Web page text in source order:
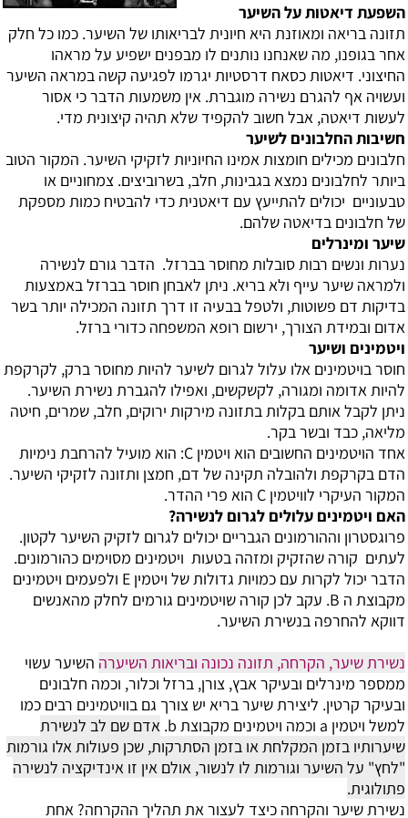
השפעת דיאטות על השיער
תזונה בריאה ומאוזנת היא חיונית לבריאותו של השיער. כמו כל חלק
אחר בגופנו, מה שאנחנו נותנים לו מבפנים ישפיע על מראהו
החיצוני. דיאטות כסאח דרסטיות יגרמו לפגיעה קשה במראה השיער
ועשויה אף להגרם נשירה מוגברת. אין משמעות הדבר כי אסור
לעשות דיאטה, אבל חשוב להקפיד שלא תהיה קיצונית מדי.
חשיבות החלבונים לשיער
חלבונים מכילים חומצות אמינו החיוניות לזקיקי השיער. המקור הטוב
ביותר לחלבונים נמצא בגבינות, חלב, בשרוביצים. צמחוניים או
טבעוניים יכולים להתייעץ עם דיאטנית כדי להבטיח כמות מספקת
של חלבונים בדיאטה שלהם.
שיער ומינרלים
נערות ונשים רבות סובלות מחוסר בברזל. הדבר גורם לנשירה
ולמראה שיער עייף ולא בריא. ניתן לאבחן חוסר בברזל באמצעות
בדיקות דם פשוטות, ולטפל בבעיה זו דרך תזונה המכילה יותר בשר
אדום ובמידת הצורך, ירשום רופא המשפחה כדורי ברזל.
ויטמינים ושיער
חוסר בויטמינים אלו עלול לגרום לשיער להיות מחוסר ברק, לקרקפת
להיות אדומה ומגורה, לקשקשים, ואפילו להגברת נשירת השיער.
ניתן לקבל אותם בקלות בתזונה מירקות ירוקים, חלב, שמרים, חיטה
מליאה, כבד ובשר בקר.
אחד הויטמינים החשובים הוא ויטמין C: הוא מועיל להרחבת נימיות
הדם בקרקפת ולהובלה תקינה של דם, חמצן ותזונה לזקיקי השיער.
המקור העיקרי לוויטמין C הוא פרי ההדר.
האם ויטמינים עלולים לגרום לנשירה?
פרוגסטרון וההורמונים הגבריים יכולים לגרום לזקיק השיער לקטון.
לעתים קורה שהזקיק ומזהה בטעות ויטמינים מסוימים כהורמונים.
הדבר יכול לקרות עם כמויות גדולות של ויטמין E ולפעמים ויטמינים
מקבוצת ה B. עקב לכן קורה שויטמינים גורמים לחלק מהאנשים
דווקא להחרפה בנשירת השיער.
נשירת שיער, הקרחה, תזונה נכונה ובריאות השיערה השיער עשוי
ממספר מינרלים ובעיקר אבץ, צורן, ברזל וכלור, וכמה חלבונים
ובעיקר קרטין. ליצירת שיער בריא יש צורך גם בוויטמינים רבים כמו
למשל ויטמין a וכמה ויטמינים מקבוצת b.
אדם שם לב לנשירת
שיערותיו בזמן המקלחת או בזמן הסתרקות, שכן פעולות אלו גורמות
"לחץ" על השיער וגורמות לו לנשור, אולם אין זו אינדיקציה לנשירה
פתולוגית.
נשירת שיער והקרחה כיצד לעצור את תהליך ההקרחה? אחת